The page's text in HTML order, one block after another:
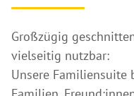
Großzügig
vielseitig nutzbar:
Unsere Familiensuite